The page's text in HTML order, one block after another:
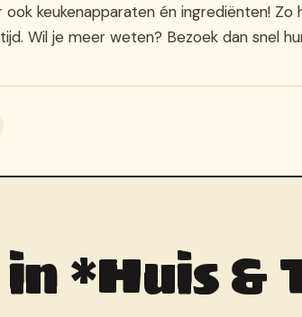
keukenapparaten én ingrediënten!
Wil je meer weten? Bezoek dan snel
*Huis &